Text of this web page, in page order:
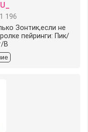
1 196
Зонтик,если не
пейринги: Пик/
В